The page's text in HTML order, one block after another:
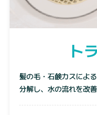
ト
髪の毛・石鹸カスによ
分解し、水の流れを改善